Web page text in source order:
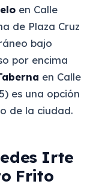
en Calle
de Plaza Cruz
bajo
por encima
en Calle
es una opción
de la ciudad.
Irte
Frito